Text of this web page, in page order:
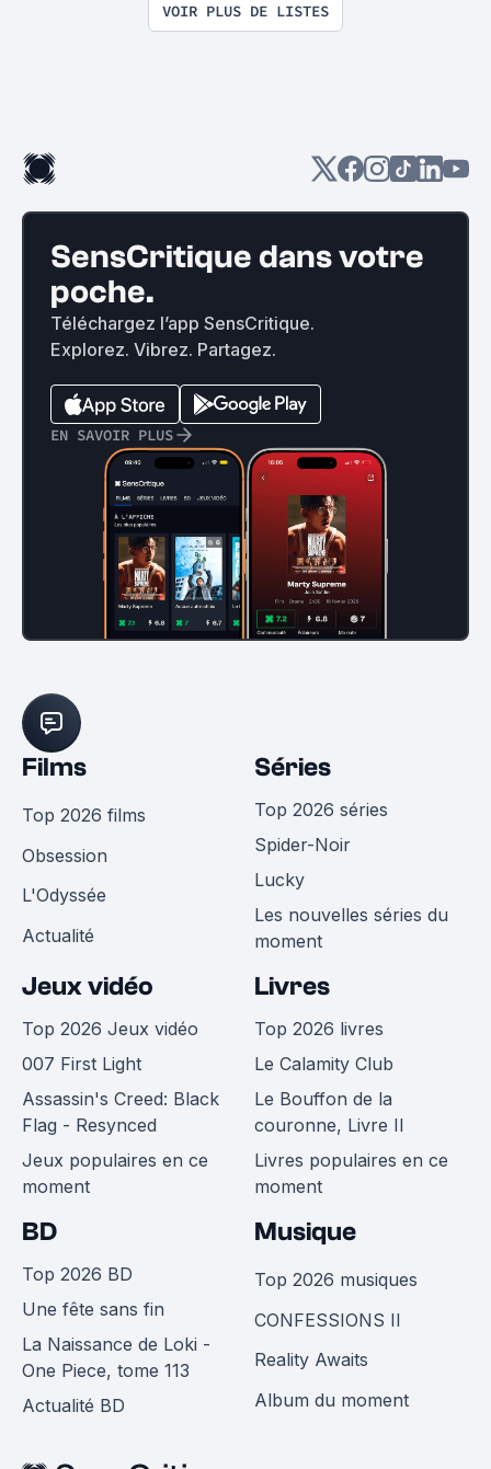
VOIR PLUS DE LISTES
SensCritique dans votre
poche.
Téléchargez l’app SensCritique.
Explorez. Vibrez. Partagez.
EN SAVOIR PLUS
Films
Top 2026 films
Obsession
L'Odyssée
Actualité
Séries
Top 2026 séries
Spider-Noir
Lucky
Les nouvelles séries du
moment
Jeux vidéo
Top 2026 Jeux vidéo
007 First Light
Assassin's Creed: Black
Flag - Resynced
Jeux populaires en ce
moment
Livres
Top 2026 livres
Le Calamity Club
Le Bouffon de la
couronne, Livre II
Livres populaires en ce
moment
BD
Top 2026 BD
Une fête sans fin
La Naissance de Loki -
One Piece, tome 113
Actualité BD
Musique
Top 2026 musiques
CONFESSIONS II
Reality Awaits
Album du moment